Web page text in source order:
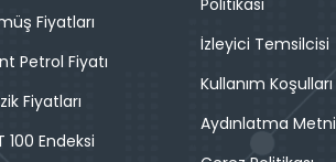
Fiyatları
Petrol Fiyatı
Fiyatları
100 Endeksi
İzleyici Temsilcisi
Kullanım Koşulları
Aydınlatma Metni